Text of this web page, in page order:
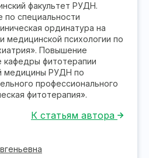
факультет РУДН.
по специальности
ординатура на
медицинской психологии по
Повышение
кафедры фитотерапии
медицины РУДН по
профессионального
фитотерапия».
К статьям автора